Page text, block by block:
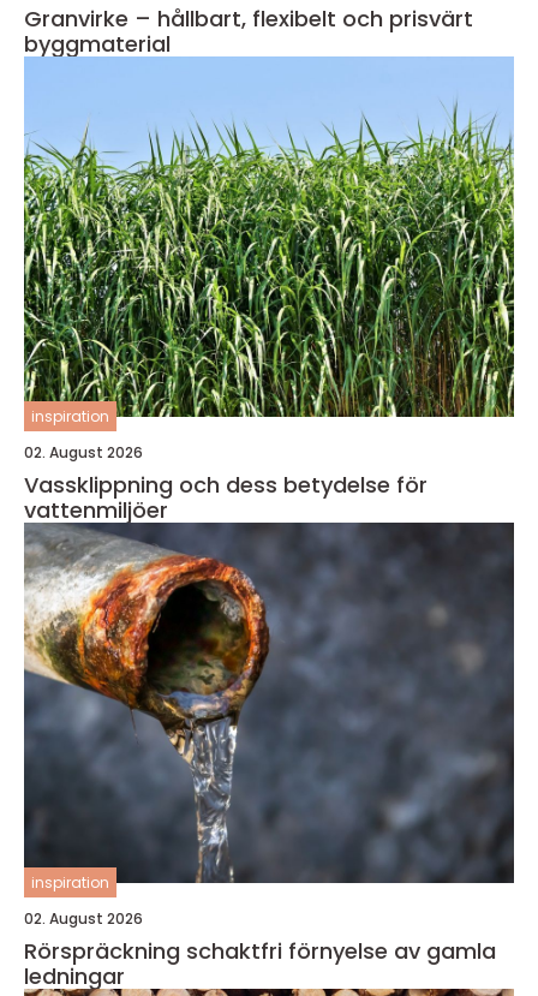
Granvirke – hållbart, flexibelt och prisvärt
byggmaterial
inspiration
02. August 2026
Vassklippning och dess betydelse för
vattenmiljöer
inspiration
02. August 2026
Rörspräckning schaktfri förnyelse av gamla
ledningar